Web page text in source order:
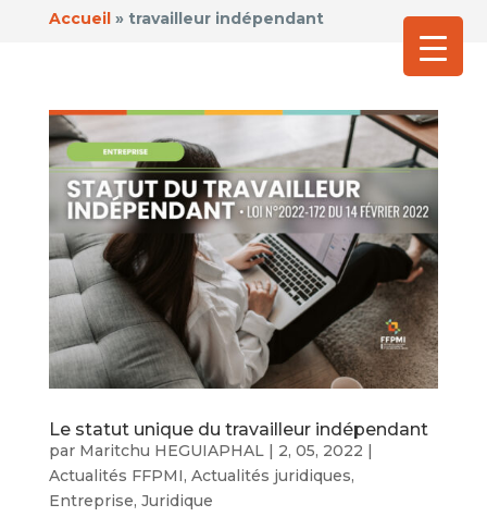
Accueil» travailleur indépendant
Le statut unique du travailleur indépendant
par Maritchu HEGUIAPHAL| 2, 05, 2022 |
Actualités FFPMI, Actualités juridiques,
Entreprise, Juridique